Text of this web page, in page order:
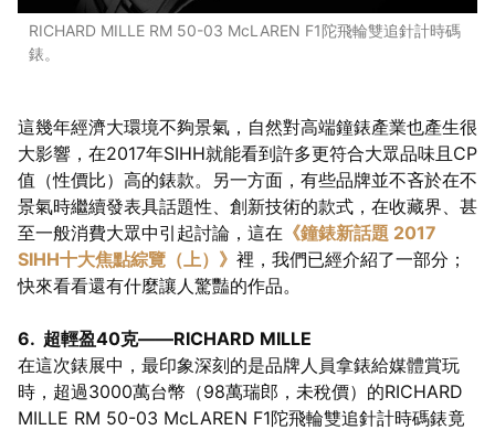
RICHARD MILLE RM 50-03 McLAREN F1陀飛輪雙追針計時碼
錶。
這幾年經濟大環境不夠景氣，自然對高端鐘錶產業也產生很
大影響，在2017年SIHH就能看到許多更符合大眾品味且CP
值（性價比）高的錶款。另一方面，有些品牌並不吝於在不
景氣時繼續發表具話題性、創新技術的款式，在收藏界、甚
至一般消費大眾中引起討論，這在 《鐘錶新話題 2017
SIHH十大焦點綜覽（上）》 裡，我們已經介紹了一部分；
快來看看還有什麼讓人驚豔的作品。
6. 超輕盈40克——RICHARD MILLE
在這次錶展中，最印象深刻的是品牌人員拿錶給媒體賞玩
時，超過3000萬台幣（98萬瑞郎，未稅價）的RICHARD
MILLE RM 50-03 McLAREN F1陀飛輪雙追針計時碼錶竟